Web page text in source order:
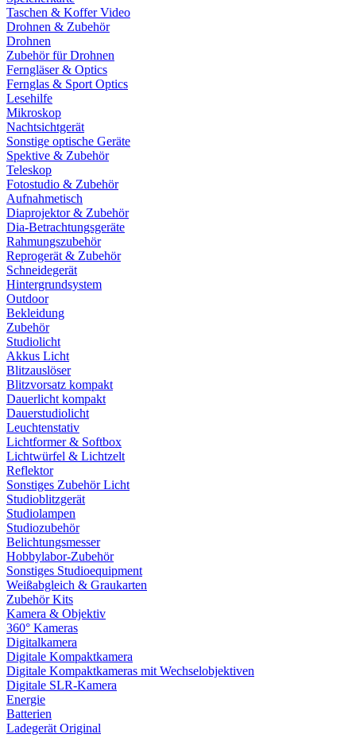
Taschen & Koffer Video
Drohnen & Zubehör
Drohnen
Zubehör für Drohnen
Ferngläser & Optics
Fernglas & Sport Optics
Lesehilfe
Mikroskop
Nachtsichtgerät
Sonstige optische Geräte
Spektive & Zubehör
Teleskop
Fotostudio & Zubehör
Aufnahmetisch
Diaprojektor & Zubehör
Dia-Betrachtungsgeräte
Rahmungszubehör
Reprogerät & Zubehör
Schneidegerät
Hintergrundsystem
Outdoor
Bekleidung
Zubehör
Studiolicht
Akkus Licht
Blitzauslöser
Blitzvorsatz kompakt
Dauerlicht kompakt
Dauerstudiolicht
Leuchtenstativ
Lichtformer & Softbox
Lichtwürfel & Lichtzelt
Reflektor
Sonstiges Zubehör Licht
Studioblitzgerät
Studiolampen
Studiozubehör
Belichtungsmesser
Hobbylabor-Zubehör
Sonstiges Studioequipment
Weißabgleich & Graukarten
Zubehör Kits
Kamera & Objektiv
360° Kameras
Digitalkamera
Digitale Kompaktkamera
Digitale Kompaktkameras mit Wechselobjektiven
Digitale SLR-Kamera
Energie
Batterien
Ladegerät Original